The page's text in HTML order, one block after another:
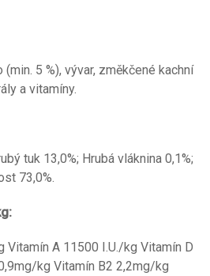
5 %), vývar, změkčené kachní
a vitamíny.
tuk 13,0%; Hrubá vláknina 0,1%;
73,0%.
Vitamín A 11500 I.U./kg Vitamín D
kg Vitamín B2 2,2mg/kg